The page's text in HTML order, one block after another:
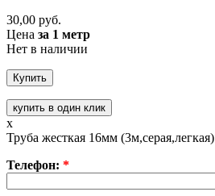
30,00 руб.
Цена за 1 метр
Нет в наличии
купить в один клик
x
Труба жесткая 16мм (3м,серая,легкая)
Телефон: *